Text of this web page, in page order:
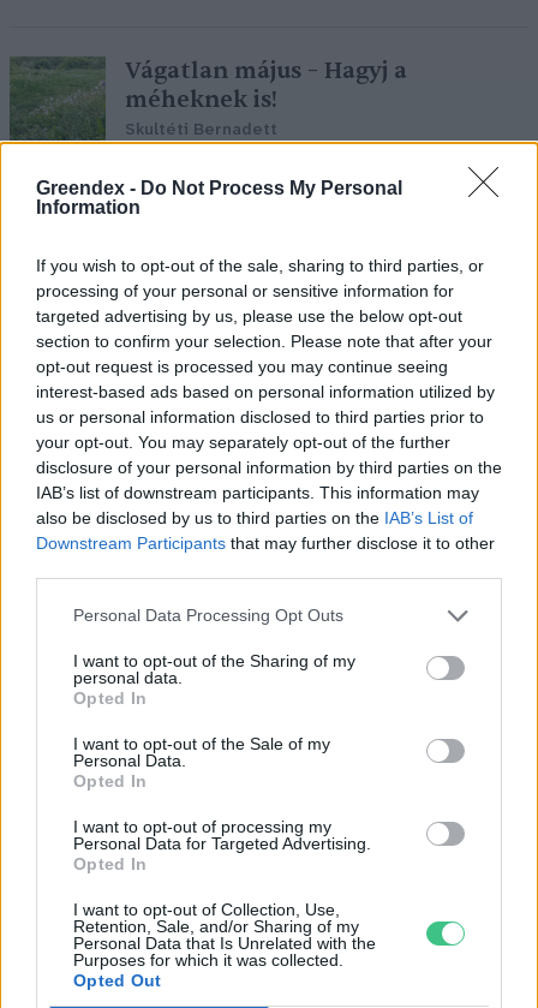
Greendex - Do Not Process My Personal
Information
If you wish to opt-out of the sale, sharing to third parties, or
processing of your personal or sensitive information for
targeted advertising by us, please use the below opt-out
section to confirm your selection. Please note that after your
opt-out request is processed you may continue seeing
interest-based ads based on personal information utilized by
us or personal information disclosed to third parties prior to
your opt-out. You may separately opt-out of the further
disclosure of your personal information by third parties on the
IAB’s list of downstream participants. This information may
also be disclosed by us to third parties on the IAB’s List of
Downstream Participants that may further disclose it to other
Personal Data Processing Opt Outs
I want to opt-out of the Sharing of my
personal data.
Opted In
I want to opt-out of the Sale of my
Personal Data.
Opted In
I want to opt-out of processing my
Personal Data for Targeted Advertising.
Opted In
I want to opt-out of Collection, Use,
Retention, Sale, and/or Sharing of my
Personal Data that Is Unrelated with the
Purposes for which it was collected.
Opted Out
Vágatlan május – Hagyj a
méheknek is!
Skultéti Bernadett
ízutazás vagy kórházi ágy a vége?
Mutatjuk, miket fogyaszthatsz
biztonságosan!
Skultéti Bernadett
Mulcsoljunk!
Skultéti Bernadett
ültess paradicsomot!
Skultéti Bernadett
Magaságyás fából – Így óvjuk a
szerkezetet!